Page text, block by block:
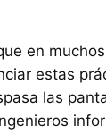
en
estas
las